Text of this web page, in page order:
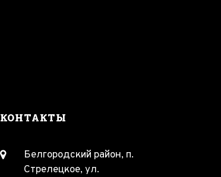
КОНТАКТЫ
Белгородский район, п.
Стрелецкое, ул.